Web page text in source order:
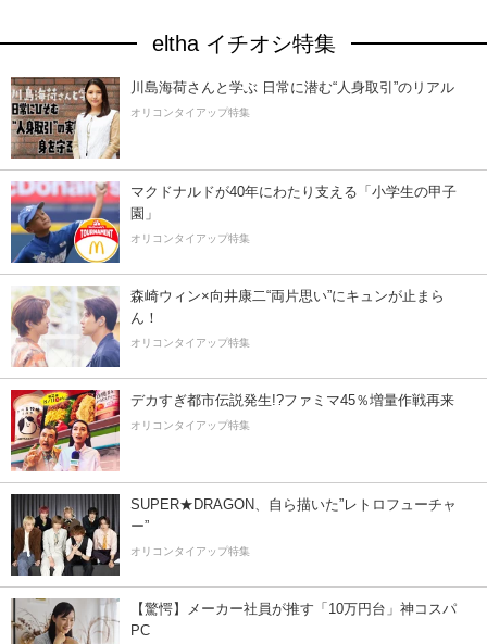
eltha イチオシ特集
川島海荷さんと学ぶ 日常に潜む“人身取引”のリアル
オリコンタイアップ特集
マクドナルドが40年にわたり支える「小学生の甲子
園」
オリコンタイアップ特集
森崎ウィン×向井康二“両片思い”にキュンが止まら
ん！
オリコンタイアップ特集
デカすぎ都市伝説発生!?ファミマ45％増量作戦再来
オリコンタイアップ特集
SUPER★DRAGON、自ら描いた”レトロフューチャ
ー”
オリコンタイアップ特集
【驚愕】メーカー社員が推す「10万円台」神コスパ
PC